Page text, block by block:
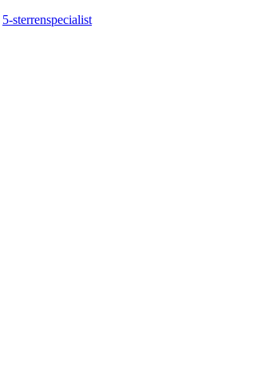
5-sterrenspecialist